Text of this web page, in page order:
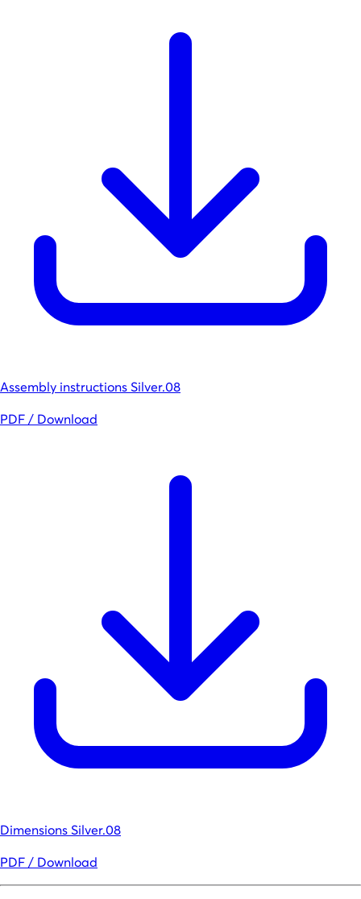
Assembly instructions Silver.08
PDF / Download
Dimensions Silver.08
PDF / Download